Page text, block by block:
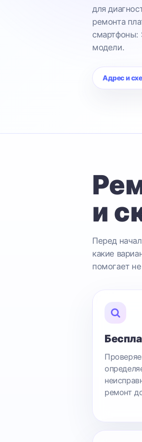
для
ремонта
смартфоны:
модели.
Адрес и
и
Перед
какие
помогает
ремонт